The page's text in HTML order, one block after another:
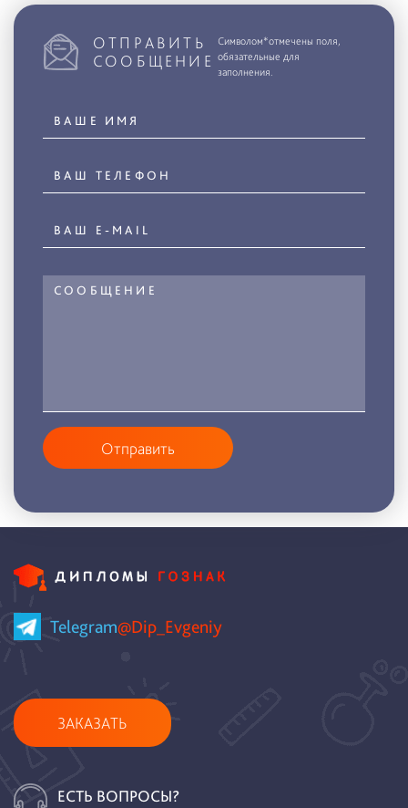
ОТПРАВИТЬ
СООБЩЕНИЕ
Символом*отмечены поля,
обязательные для
заполнения.
Отправить
Telegram@Dip_Evgeniy
ЗАКАЗАТЬ
ЕСТЬ ВОПРОСЫ?